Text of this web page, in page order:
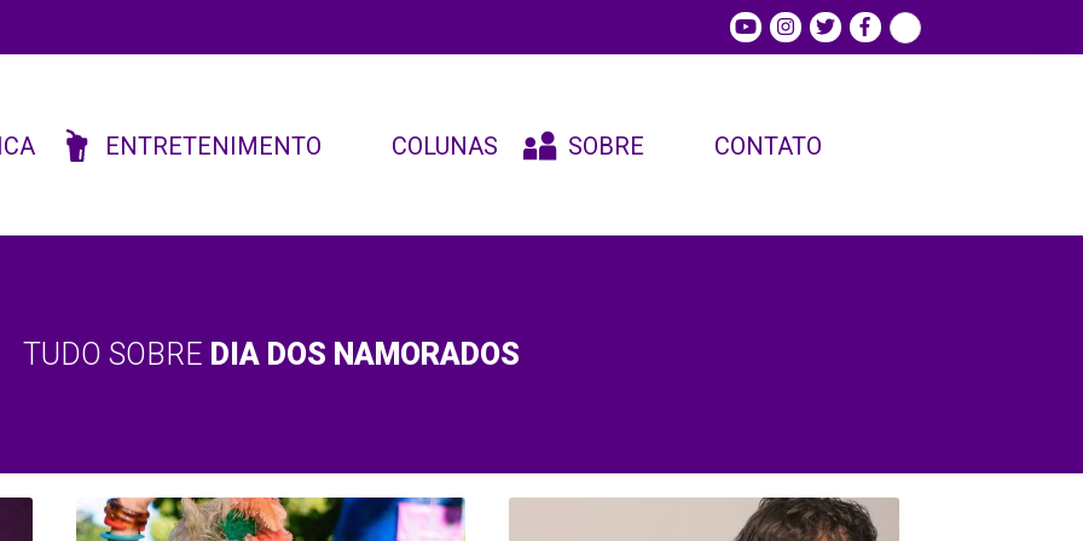
ENTRETENIMENTO COLUNAS SOBRE CONTATO
TUDO SOBRE DIA DOS NAMORADOS